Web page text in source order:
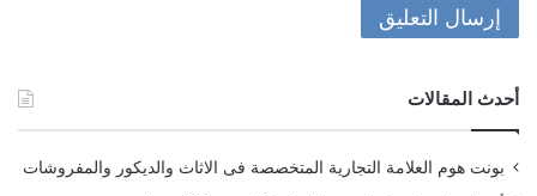
أحدث المقالات
بونت هوم العلامة التجارية المتخصصة فى الاثاث والديكور والمفروشات